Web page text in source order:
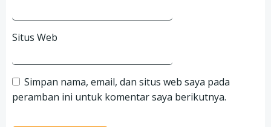
Situs Web
Simpan nama, email, dan situs web saya pada
peramban ini untuk komentar saya berikutnya.